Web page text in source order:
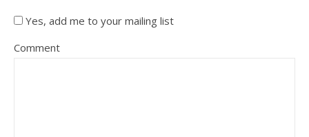
Yes, add me to your mailing list
Comment